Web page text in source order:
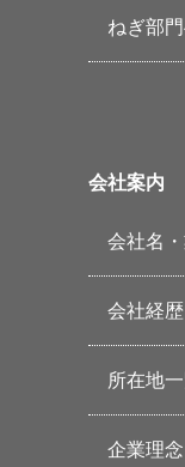
ねぎ部
会社案内
会社名
会社経歴
所在地
企業理